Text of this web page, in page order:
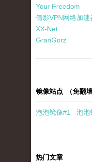
Your Freedom
倩影VPN网络加速
XX-Net
GranGorz
镜像站点 （免翻墙
泡泡镜像#1 泡泡
热门文章